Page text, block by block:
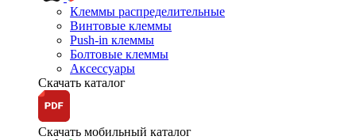
Клеммы распределительные
Винтовые клеммы
Push-in клеммы
Болтовые клеммы
Аксессуары
Скачать каталог
Скачать мобильный каталог